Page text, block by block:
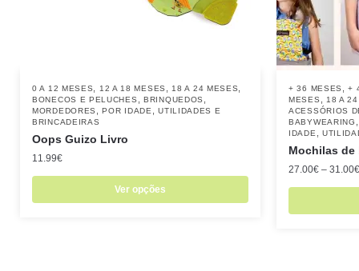
0 A 12 MESES 12 A 18 MESES 18 A 24 MESES
BONECOS E PELUCHES ,BRINQUEDOS
MORDEDORES ,POR IDADE ,UTILIDADES E
BRINCADEIRAS
Oops Guizo Livro
11.99€
Ver opções
+ 36 MESES ,+
MESES
18 A
ACESSÓRIOS
BABYWEARING
IDADE
Mochilas de
27.00€ – 31.00€